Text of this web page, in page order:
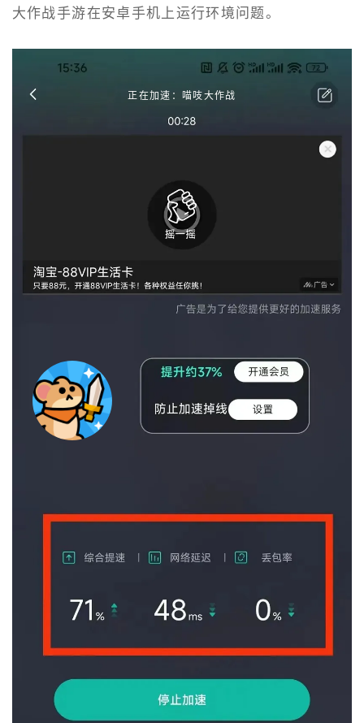
大作战手游在安卓手机上运行环境问题。
正在加速：喵吱大作战